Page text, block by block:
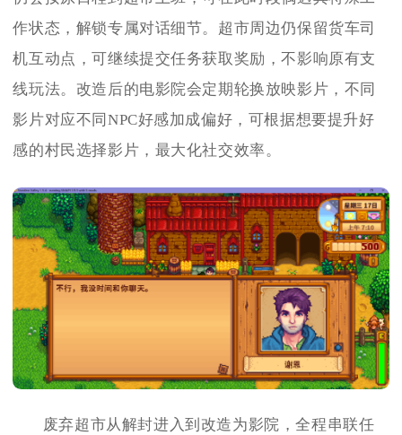
作状态，解锁专属对话细节。超市周边仍保留货车司
机互动点，可继续提交任务获取奖励，不影响原有支
线玩法。改造后的电影院会定期轮换放映影片，不同
影片对应不同NPC好感加成偏好，可根据想要提升好
感的村民选择影片，最大化社交效率。
废弃超市从解封进入到改造为影院，全程串联任